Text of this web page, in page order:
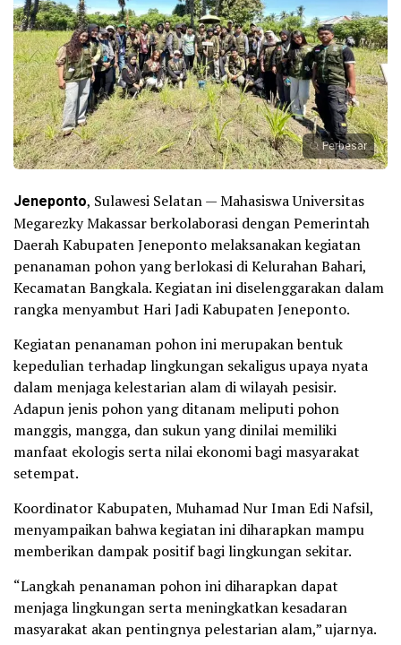
Perbesar
Jeneponto, Sulawesi Selatan — Mahasiswa Universitas
Megarezky Makassar berkolaborasi dengan Pemerintah
Daerah Kabupaten Jeneponto melaksanakan kegiatan
penanaman pohon yang berlokasi di Kelurahan Bahari,
Kecamatan Bangkala. Kegiatan ini diselenggarakan dalam
rangka menyambut Hari Jadi Kabupaten Jeneponto.
Kegiatan penanaman pohon ini merupakan bentuk
kepedulian terhadap lingkungan sekaligus upaya nyata
dalam menjaga kelestarian alam di wilayah pesisir.
Adapun jenis pohon yang ditanam meliputi pohon
manggis, mangga, dan sukun yang dinilai memiliki
manfaat ekologis serta nilai ekonomi bagi masyarakat
setempat.
Koordinator Kabupaten, Muhamad Nur Iman Edi Nafsil,
menyampaikan bahwa kegiatan ini diharapkan mampu
memberikan dampak positif bagi lingkungan sekitar.
“Langkah penanaman pohon ini diharapkan dapat
menjaga lingkungan serta meningkatkan kesadaran
masyarakat akan pentingnya pelestarian alam,” ujarnya.